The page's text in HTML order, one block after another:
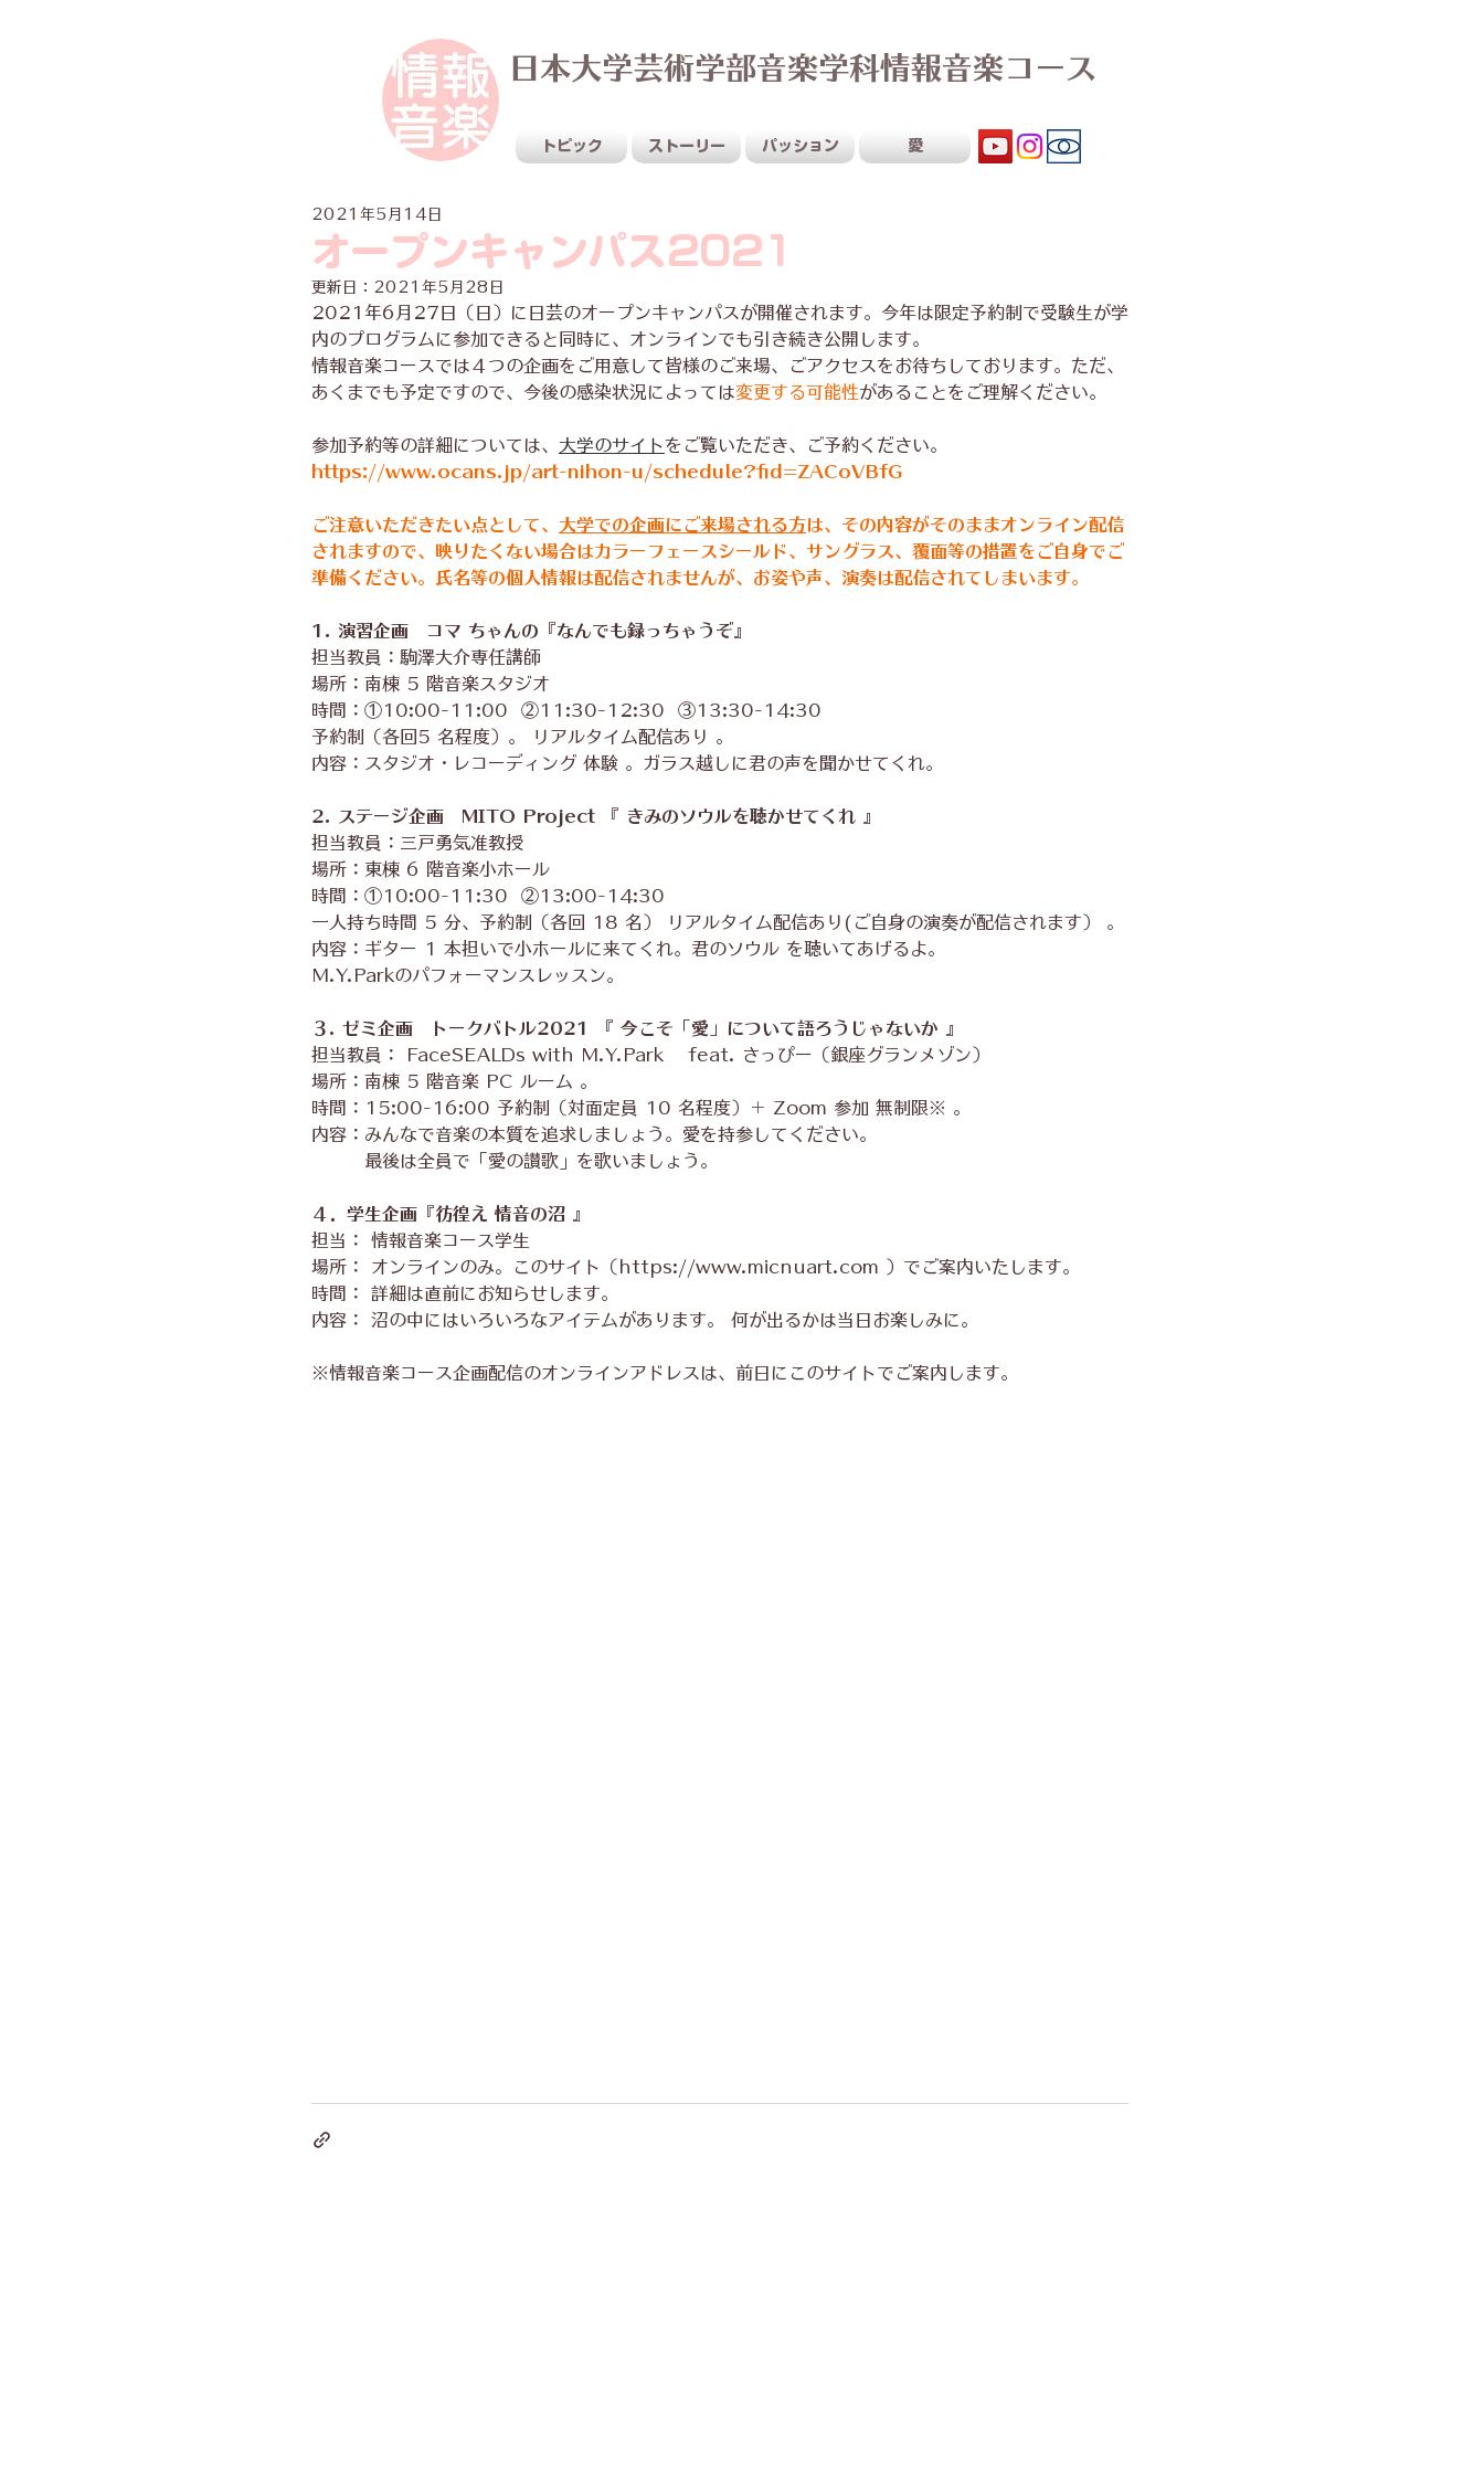
日本大学芸術学部音楽学科情報音楽コース
トピック ストーリー パッション 愛
オープンキャンパス2021
2021年5月14日
更新日： 2021年5月28日
2021年6月27日（日）に日芸のオープンキャンパスが開催されます。今年は限定予約制で受験生が学
内のプログラムに参加できると同時に、オンラインでも引き続き公開します。
情報音楽コースでは４つの企画をご用意して皆様のご来場、ごアクセスをお待ちしております。ただ、
あくまでも予定ですので、今後の感染状況によっては変更する可能性があることをご理解ください。
参加予約等の詳細については、 大学のサイトをご覧いただき、ご予約ください。
https://www.ocans.jp/art-nihon-u/schedule?fid=ZACoVBfG
ご注意いただきたい点として、 大学での企画にご来場される方は、その内容がそのままオンライン配信
されますので、映りたくない場合はカラーフェースシールド、サングラス、覆面等の措置をご自身でご
準備ください。氏名等の個人情報は配信されませんが、お姿や声、演奏は配信されてしまいます。
1. 演習企画　コマ ちゃんの『なんでも録っちゃうぞ』
担当教員：駒澤大介専任講師
場所：南棟 5 階音楽スタジオ
時間：①10:00-11:00  ②11:30-12:30  ③13:30-14:30
予約制（各回5 名程度）。 リアルタイム配信あり 。
内容：スタジオ・レコーディング 体験 。ガラス越しに君の声を聞かせてくれ。
2. ステージ企画　MITO Project 『 きみのソウルを聴かせてくれ 』
担当教員：三戸勇気准教授
場所：東棟 6 階音楽小ホール
時間：①10:00-11:30  ②13:00-14:30
一人持ち時間 5 分、予約制（各回 18 名） リアルタイム配信あり(ご自身の演奏が配信されます） 。
内容：ギター 1 本担いで小ホールに来てくれ。君のソウル を聴いてあげるよ。
M.Y.Parkのパフォーマンスレッスン。
３. ゼミ企画　トークバトル2021 『 今こそ「愛」について語ろうじゃないか 』
担当教員： FaceSEALDs with M.Y.Park 　feat. さっぴー（銀座グランメゾン）
場所：南棟 5 階音楽 PC ルーム 。
時間：15:00-16:00 予約制（対面定員 10 名程度）＋ Zoom 参加 無制限※ 。
内容：みんなで音楽の本質を追求しましょう。愛を持参してください。
最後は全員で「愛の讃歌」を歌いましょう。
４．学生企画『彷徨え 情音の沼 』
担当： 情報音楽コース学生
場所： オンラインのみ。このサイト（https://www.micnuart.com ）でご案内いたします。
時間： 詳細は直前にお知らせします。
内容： 沼の中にはいろいろなアイテムがあります。 何が出るかは当日お楽しみに。
※情報音楽コース企画配信のオンラインアドレスは、前日にこのサイトでご案内します。